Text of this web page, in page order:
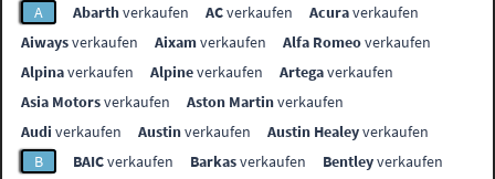
A Abarthverkaufen ACverkaufen Acuraverkaufen
Aiwaysverkaufen Aixamverkaufen Alfa Romeoverkaufen
Alpinaverkaufen Alpineverkaufen Artegaverkaufen
Asia Motorsverkaufen Aston Martinverkaufen
Audi verkaufen Austinverkaufen Austin Healeyverkaufen
B
BAICverkaufen Barkasverkaufen Bentleyverkaufen